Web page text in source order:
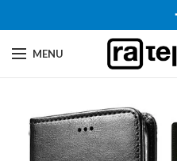
MENU